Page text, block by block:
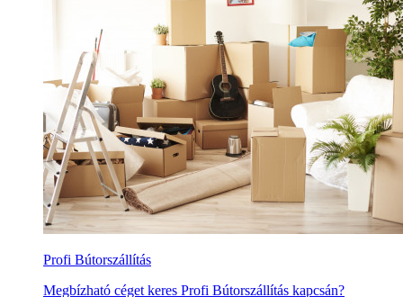
Profi Bútorszállítás
Megbízható céget keres Profi Bútorszállítás kapcsán?